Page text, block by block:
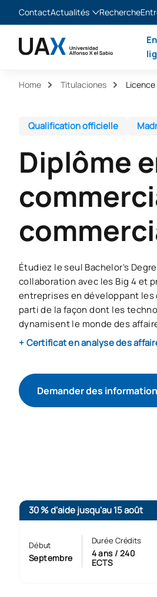
ContactActualités
Actualités
Recherche
En
Home Titulaciones
Qualification officielle
Diplôme
Étudiez le seul Bachelor's
collaboration avec les Big 4 et
entreprises en développant
parti de la façon dont les
dynamisent le monde des
+ Certificat en analyse des
Demander des
30 % d'aide jusqu'au 15 août
Début
Septembre
Durée Crédits
4 ans / 240
ECTS